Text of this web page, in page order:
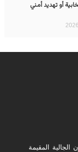
أو تهديد أمني
الجالية المقيمة